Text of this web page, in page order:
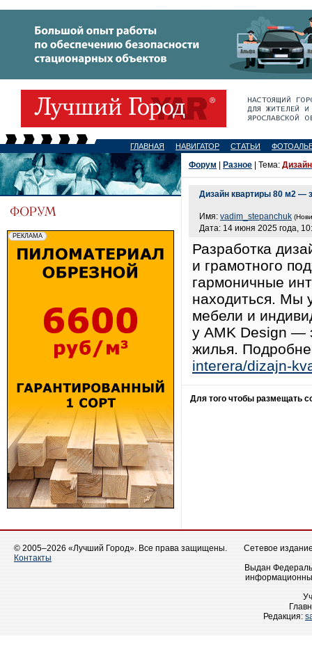
ГЛАВНАЯ НАВИГАТОР СТАТЬИ
Форум Разное | Тема:
Дизайн квартиры 80 м2 —
Имя: vadim_stepanchuk
Дата: 14 июня 2025 года,
Разработка
и грамотного
гармоничные
находиться. Мы
мебели и
у AMK Design —
жилья.
interera/dizajn-
Для того чтобы размещать
© 2005–2026 «Лучший Город». Все права защищены.
Контакты
Сетевое
Выдан
Редакция: